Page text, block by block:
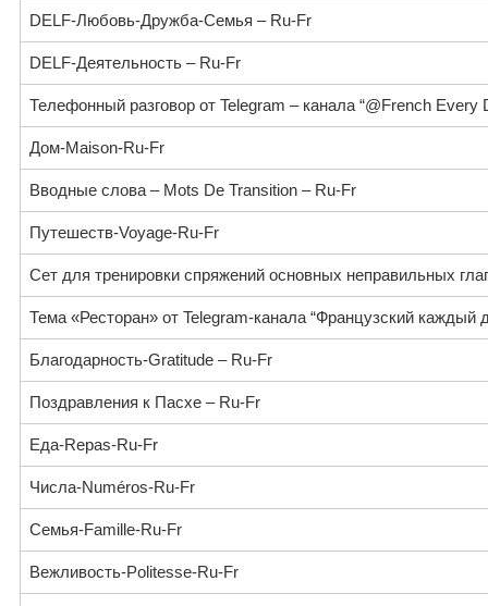
DELF-Любовь-Дружба-Семья – Ru-Fr
DELF-Деятельность – Ru-Fr
Телефонный разговор от Telegram – канала “@French Every
Дом-Maison-Ru-Fr
Вводные слова – Mots De Transition – Ru-Fr
Путешеств-Voyage-Ru-Fr
Сет для тренировки спряжений основных неправильных
Тема «Ресторан» от Telegram-канала “Французский каждый
Благодарность-Gratitude – Ru-Fr
Поздравления к Пасхе – Ru-Fr
Еда-Repas-Ru-Fr
Числа-Numéros-Ru-Fr
Семья-Famille-Ru-Fr
Вежливость-Politesse-Ru-Fr